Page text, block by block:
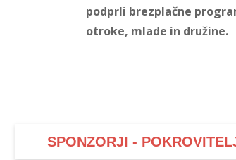
podprli brezplačne
otroke, mlade in družine.
SPONZORJI -